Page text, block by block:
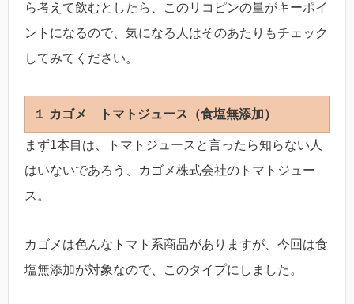
ら考えて飲むとしたら、このリコピンの量がキーポイ
ントになるので、気になる人はそのあたりもチェック
してみてください。
１ カゴメ トマトジュース（食塩無添加）
まず1本目は、トマトジュースと言ったら知らない人
はいないであろう、カゴメ株式会社のトマトジュー
ス。
カゴメは色んなトマト系商品がありますが、今回は食
塩無添加が対象なので、このタイプにしました。